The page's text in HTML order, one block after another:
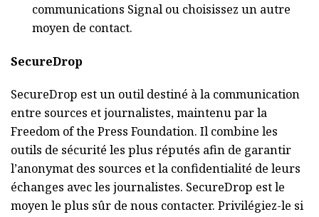
communications Signal ou choisissez un autre
moyen de contact.
SecureDrop
SecureDrop est un outil destiné à la communication
entre sources et journalistes, maintenu par la
Freedom of the Press Foundation. Il combine les
outils de sécurité les plus réputés afin de garantir
l’anonymat des sources et la confidentialité de leurs
échanges avec les journalistes. SecureDrop est le
moyen le plus sûr de nous contacter. Privilégiez-le si